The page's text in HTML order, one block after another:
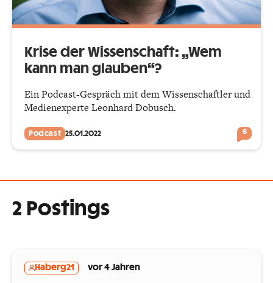
Krise der Wissenschaft: „Wem
kann man glauben“?
Ein Podcast-Gespräch mit dem Wissenschaftler und
Medienexperte Leonhard Dobusch.
Podcast 25.01.2022 6
2 Postings
Haberg21 vor 4 Jahren